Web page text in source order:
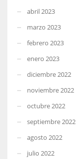
abril 2023
marzo 2023
febrero 2023
enero 2023
diciembre 2022
noviembre 2022
octubre 2022
septiembre 2022
agosto 2022
julio 2022